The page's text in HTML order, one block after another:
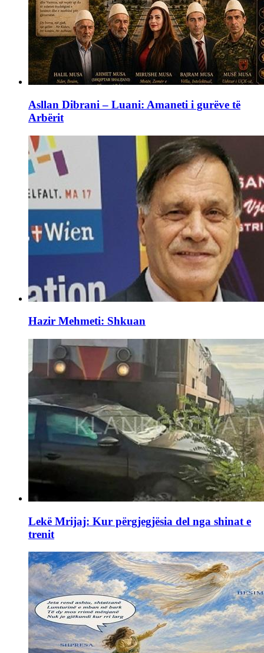
Asllan Dibrani – Luani: Amaneti i gurëve të
Arbërit
Hazir Mehmeti: Shkuan
Lekë Mrijaj: Kur përgjegjësia del nga shinat e
trenit